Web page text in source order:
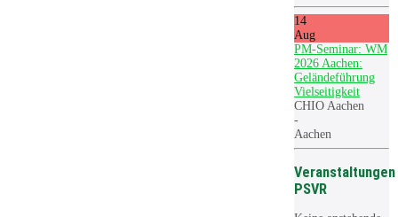
14
Aug
PM-Seminar: WM
2026 Aachen:
Geländeführung
Vielseitigkeit
CHIO Aachen
-
Aachen
Veranstaltungen
PSVR